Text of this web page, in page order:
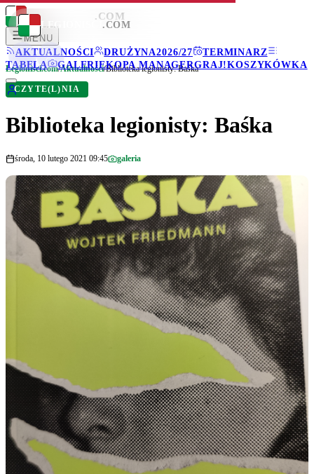
LEGIONISCI .COM
MENU
AKTUALNOŚCI
DRUŻYNA2026/27
TERMINARZ
TABELA
GALERIEKOPA MANAGERGRAJ!KOSZYKÓWKA
LEGIONISCI .COM
Legionisci.com/Aktualności/Biblioteka legionisty: Baśka
CZYTE(L)NIA
Biblioteka legionisty: Baśka
środa, 10 lutego 2021 09:45 galeria